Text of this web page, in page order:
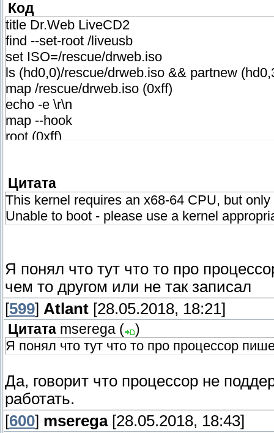
Код
title Dr.Web LiveCD2
find --set-root /liveusb
set ISO=/rescue/drweb.iso
ls (hd0,0)/rescue/drweb.iso && partnew
map /rescue/drweb.iso (0xff)
echo -e \r\n
map --hook
root (0xff)
Цитата
This kernel requires an x68-64 CPU, but
Unable to boot - please use a kernel
Я понял что тут что то про
чем то другом или не так записал
[599] Atlant [28.05.2018, 18:21]
Цитата mserega (
)
Я понял что тут что то про процессор
Да, говорит что процессор не
работать.
[600] mserega[28.05.2018, 18:43]